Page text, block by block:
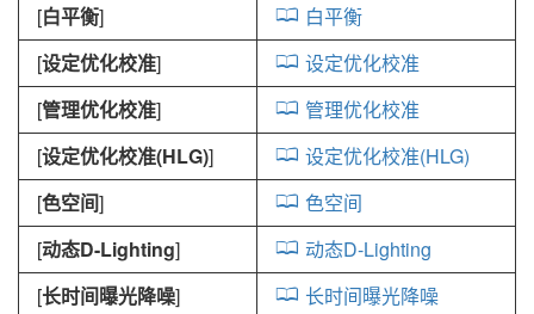
[白平衡]
白平衡
[设定优化校准]
设定优化校准
[管理优化校准]
管理优化校准
[设定优化校准(HLG)]
设定优化校准(HLG)
[色空间]
色空间
[动态D-Lighting]
动态D-Lighting
[长时间曝光降噪]
长时间曝光降噪